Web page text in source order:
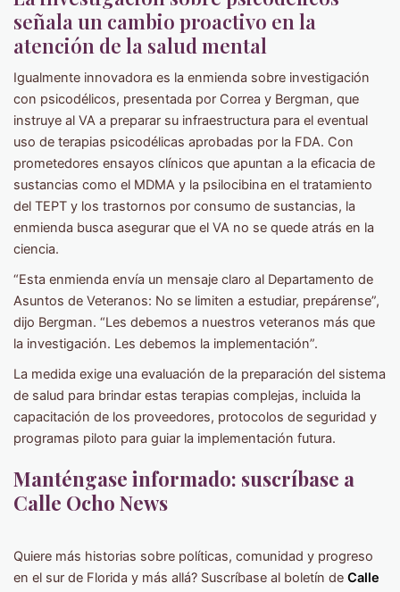
señala un cambio proactivo en la
atención de la salud mental
Igualmente innovadora es la enmienda sobre investigación
con psicodélicos, presentada por Correa y Bergman, que
instruye al VA a preparar su infraestructura para el eventual
uso de terapias psicodélicas aprobadas por la FDA. Con
prometedores ensayos clínicos que apuntan a la eficacia de
sustancias como el MDMA y la psilocibina en el tratamiento
del TEPT y los trastornos por consumo de sustancias, la
enmienda busca asegurar que el VA no se quede atrás en la
ciencia.
“Esta enmienda envía un mensaje claro al Departamento de
Asuntos de Veteranos: No se limiten a estudiar, prepárense”,
dijo Bergman. “Les debemos a nuestros veteranos más que
la investigación. Les debemos la implementación”.
La medida exige una evaluación de la preparación del sistema
de salud para brindar estas terapias complejas, incluida la
capacitación de los proveedores, protocolos de seguridad y
programas piloto para guiar la implementación futura.
Manténgase informado: suscríbase a
Calle Ocho News
Quiere más historias sobre políticas, comunidad y progreso
en el sur de Florida y más allá? Suscríbase al boletín de Calle